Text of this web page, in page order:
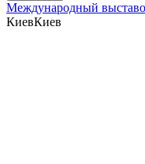
Международный
КиевКиев